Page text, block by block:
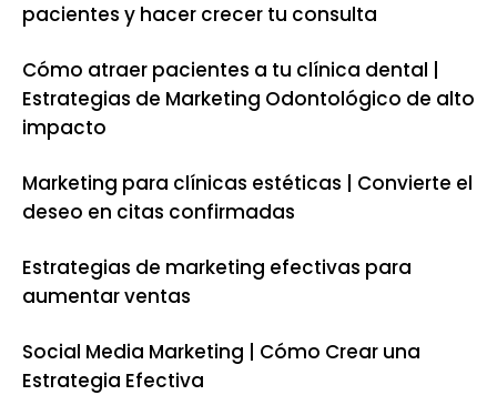
pacientes y hacer crecer tu consulta
Cómo atraer pacientes a tu clínica dental |
Estrategias de Marketing Odontológico de alto
impacto
Marketing para clínicas estéticas | Convierte el
deseo en citas confirmadas
Estrategias de marketing efectivas para
aumentar ventas
Social Media Marketing | Cómo Crear una
Estrategia Efectiva